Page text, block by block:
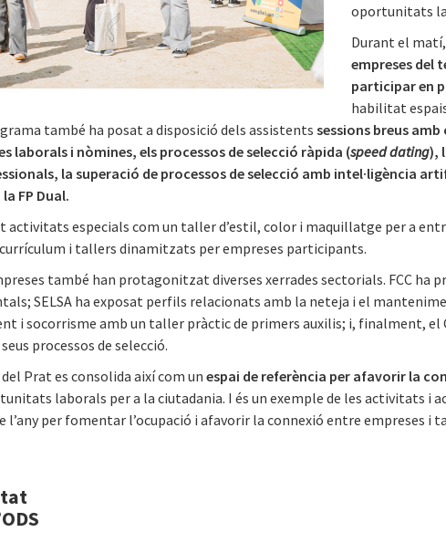
oportunitats
Durant el
empreses del
participar en
habilitat
també ha posat a disposició dels assistents sessions breus
laborals i nòmines, els processos de selecció ràpida (speed dating),
la superació de processos de selecció amb intel·ligència
FP Dual.
activitats especials com un taller d’estil, color i maquillatge per a
i tallers dinamitzats per empreses participants.
també han protagonitzat diverses xerrades sectorials. FCC
SELSA ha exposat perfils relacionats amb la neteja i el
i socorrisme amb un taller pràctic de primers auxilis; i, finalment, el
processos de selecció.
del Prat es consolida així com un espai de referència per afavorir la
laborals per a la ciutadania. I és un exemple de les activitats i
l’any per fomentar l’ocupació i afavorir la connexió entre empreses i